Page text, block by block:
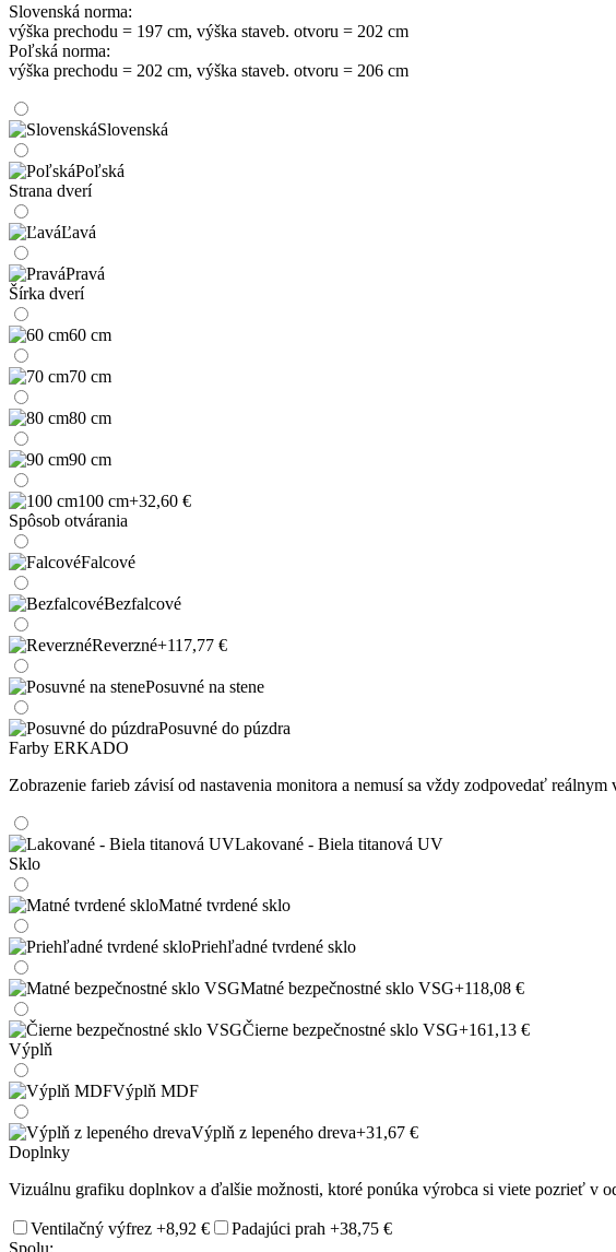
Slovenská norma:
výška prechodu = 197 cm, výška staveb. otvoru = 202 cm
Poľská norma:
výška prechodu = 202 cm, výška staveb. otvoru = 206 cm
Slovenská
Poľská
Strana dverí
Ľavá
Pravá
Šírka dverí
60 cm
70 cm
80 cm
90 cm
100 cm+32,60 €
Spôsob otvárania
Falcové
Bezfalcové
Reverzné+117,77 €
Posuvné na stene
Posuvné do púzdra
Farby ERKADO
Zobrazenie farieb závisí od nastavenia monitora a nemusí sa vždy zodpovedať
Lakované - Biela titanová UV
Sklo
Matné tvrdené sklo
Priehľadné tvrdené sklo
Matné bezpečnostné sklo VSG+118,08 €
Čierne bezpečnostné sklo VSG+161,13 €
Výplň
Výplň MDF
Výplň z lepeného dreva+31,67 €
Doplnky
Vizuálnu grafiku doplnkov a ďalšie možnosti, ktoré ponúka výrobca si viete pozrieť v
Ventilačný výfrez +8,92 € Padajúci prah +38,75 €
Spolu: